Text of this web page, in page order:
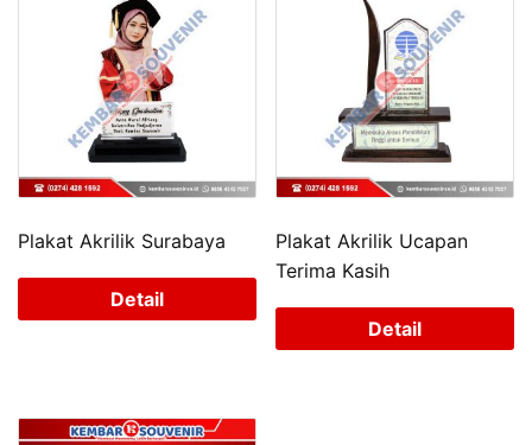
Plakat Akrilik Surabaya
Detail
Plakat Akrilik Ucapan
Terima Kasih
Detail